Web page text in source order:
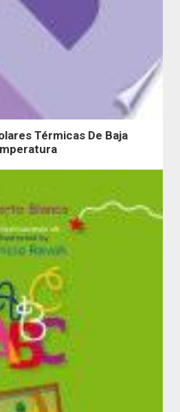
Térmicas De Baja